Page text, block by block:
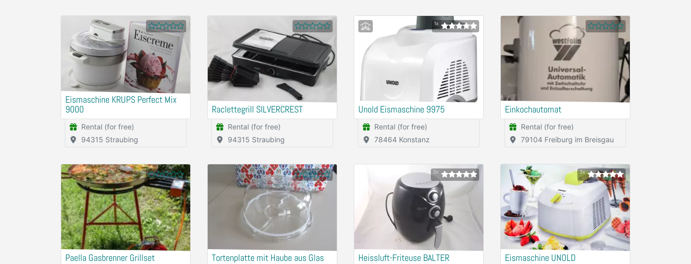
Eismaschine KRUPS Perfect Mix
9000
Rental (for free)
94315 Straubing
Raclettegrill SILVERCREST
Rental (for free)
94315 Straubing
1x
Unold Eismaschine 9975
Rental (for free)
78464 Konstanz
Einkochautomat
Rental (for free)
79104 Freiburg im Breisgau
Paella Gasbrenner Grillset Tortenplatte mit Haube aus Glas
3x
Heissluft-Friteuse BALTER
3x
Eismaschine UNOLD